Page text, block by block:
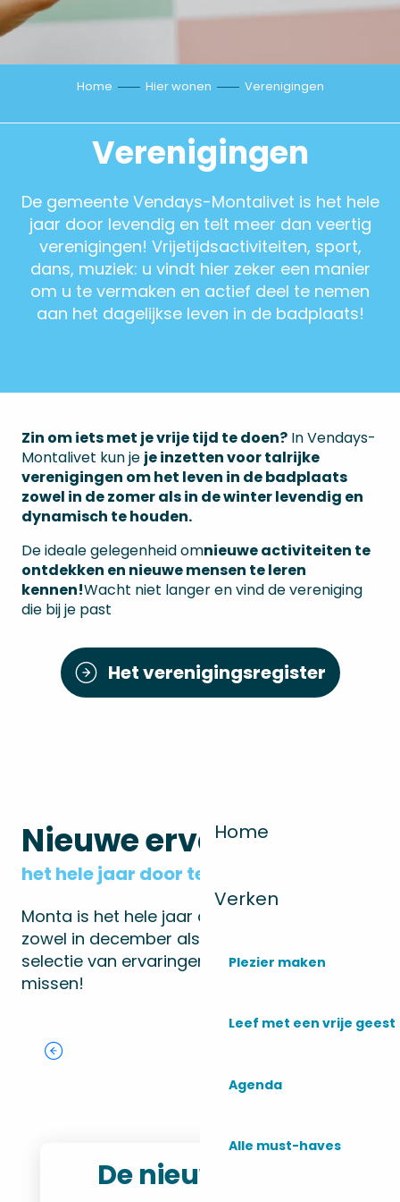
Home
Verken
Plezier maken
Leef met een vrije geest
Agenda
Alle must-haves
Home Hier wonen Verenigingen
Verenigingen
De gemeente Vendays-Montalivet is het hele
jaar door levendig en telt meer dan veertig
verenigingen! Vrijetijdsactiviteiten, sport,
dans, muziek: u vindt hier zeker een manier
om u te vermaken en actief deel te nemen
aan het dagelijkse leven in de badplaats!
Zin om iets met je vrije tijd te doen? In Vendays-
Montalivet kun je je inzetten voor talrijke
verenigingen om het leven in de badplaats
zowel in de zomer als in de winter levendig en
dynamisch te houden.
De ideale gelegenheid omnieuwe activiteiten te
ontdekken en nieuwe mensen te leren
kennen!Wacht niet langer en vind de vereniging
die bij je past
Het verenigingsregister
Nieuwe ervaringen
het hele jaar door te beleven
Monta is het hele jaar door een belevenis,
zowel in december als in juli! Ontdek onze
selectie van ervaringen die je niet mag
missen!
De geschiedenis
Trail – de race
van de 3 paden
De nieuwsbrief